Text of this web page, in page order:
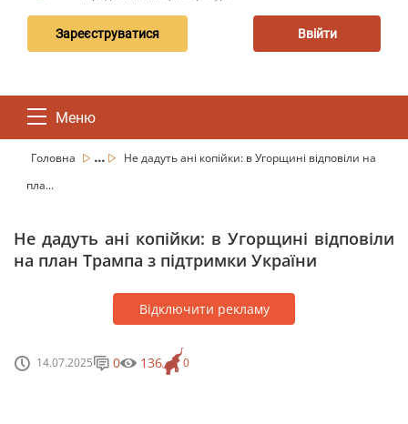
Зареєструватися Ввійти
Меню
Головна ...
Не дадуть ані копійки: в Угорщині відповіли на
пла...
Не дадуть ані копійки: в Угорщині відповіли
на план Трампа з підтримки України
Відключити рекламу
14.07.2025 0
0 136